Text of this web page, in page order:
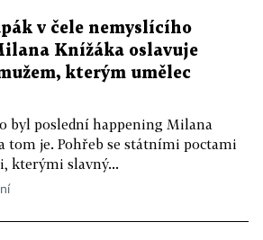
v čele nemyslícího
Knížáka oslavuje
kterým umělec
byl poslední happening Milana
tom je. Pohřeb se státními poctami
kterými slavný...